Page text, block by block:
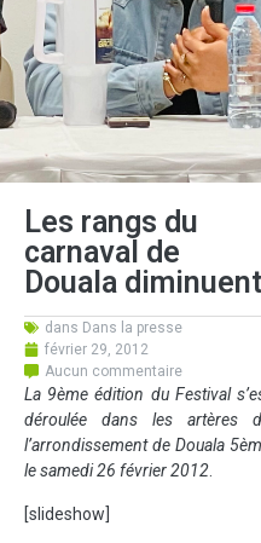
Les rangs du
carnaval de
Douala diminuent
dans Dans la presse
février 29, 2012
Aucun commentaire
La 9ème édition du Festival
déroulée dans les artères
l’arrondissement de Douala
le samedi 26 février 2012.
[slideshow]